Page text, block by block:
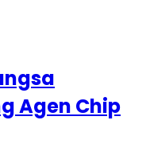
Agen Chip